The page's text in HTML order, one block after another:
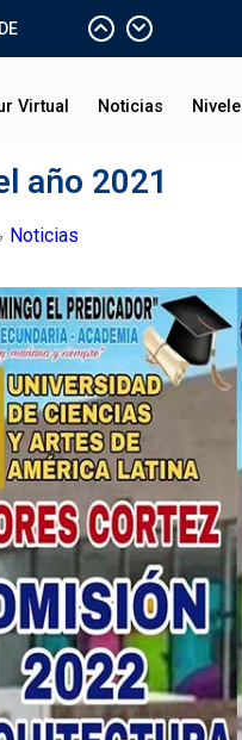
Cómputo
Virtual Noticias
año 2021
Noticias